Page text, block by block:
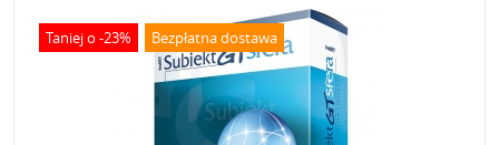
Taniej o -23% Bezpłatna dostawa